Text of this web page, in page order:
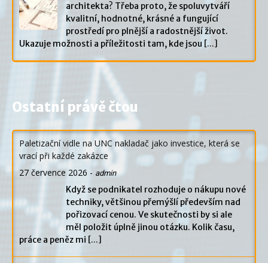
architekta? Třeba proto, že spoluvytváří
kvalitní, hodnotné, krásné a fungující
prostředí pro plnější a radostnější život.
Ukazuje možnosti a příležitosti tam, kde jsou [...]
Ostatní právě čtou
Paletizační vidle na UNC nakladač jako investice, která se
vrací při každé zakázce
27 července 2026 - admin
Když se podnikatel rozhoduje o nákupu nové
techniky, většinou přemýšlí především nad
pořizovací cenou. Ve skutečnosti by si ale
měl položit úplně jinou otázku. Kolik času,
práce a peněz mi [...]